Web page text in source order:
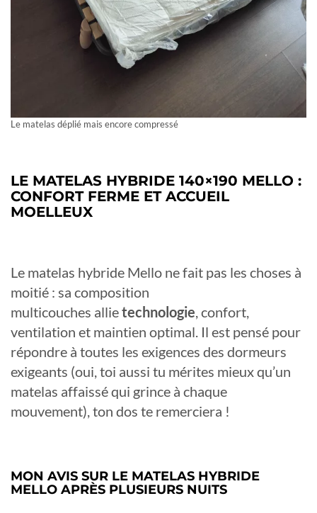
Le matelas déplié mais encore compressé
LE MATELAS HYBRIDE 140×190 MELLO :
CONFORT FERME ET ACCUEIL
MOELLEUX
Le matelas hybride Mello ne fait pas les choses à
moitié : sa composition
multicouches allietechnologie, confort,
ventilation et maintien optimal. Il est pensé pour
répondre à toutes les exigences des dormeurs
exigeants (oui, toi aussi tu mérites mieux qu’un
matelas affaissé qui grince à chaque
mouvement), ton dos te remerciera !
MON AVIS SUR LE MATELAS HYBRIDE
MELLO APRÈS PLUSIEURS NUITS